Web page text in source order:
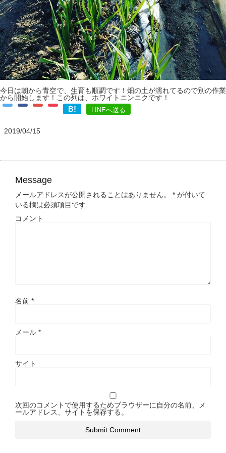
今日は朝から青空で、生育も順調です！畑の土が濡れてるので別の作業
から開始します！この列は、ホワイトニンニクです！
B! LINEへ送る
2019/04/15
Message
メールアドレスが公開されることはありません。 * が付いて
いる欄は必須項目です
コメント
名前 *
メール *
サイト
次回のコメントで使用するためブラウザーに自分の名前、メ
ールアドレス、サイトを保存する。